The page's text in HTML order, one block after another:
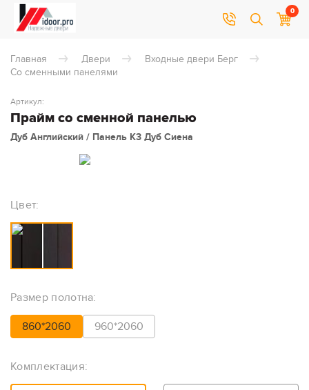
0
Главная Двери
Входные двери Берг
Со сменными панелями
Прайм со сменной панелью
Артикул:
Дуб Английский / Панель К3 Дуб Сиена
Цвет:
Размер полотна:
860*2060 960*2060
Комплектация: